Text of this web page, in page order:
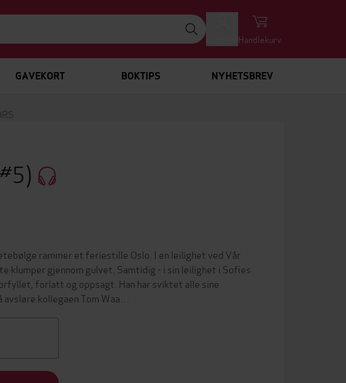
Handlekurv
GAVEKORT BOKTIPS NYHETSBREV
rammer et feriestille Oslo. I en leilighet ved Vår
klumper gjennom gulvet. Samtidig - i sin leilighet i Sofies
forlatt og oppsagt. Han har sviktet alle sine
kollegaen Tom Waa…